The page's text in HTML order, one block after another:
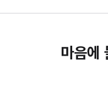
마음에